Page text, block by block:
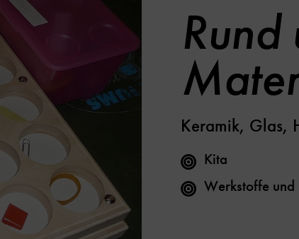
Rund
Keramik, Glas,
Kita
Werkstoffe und